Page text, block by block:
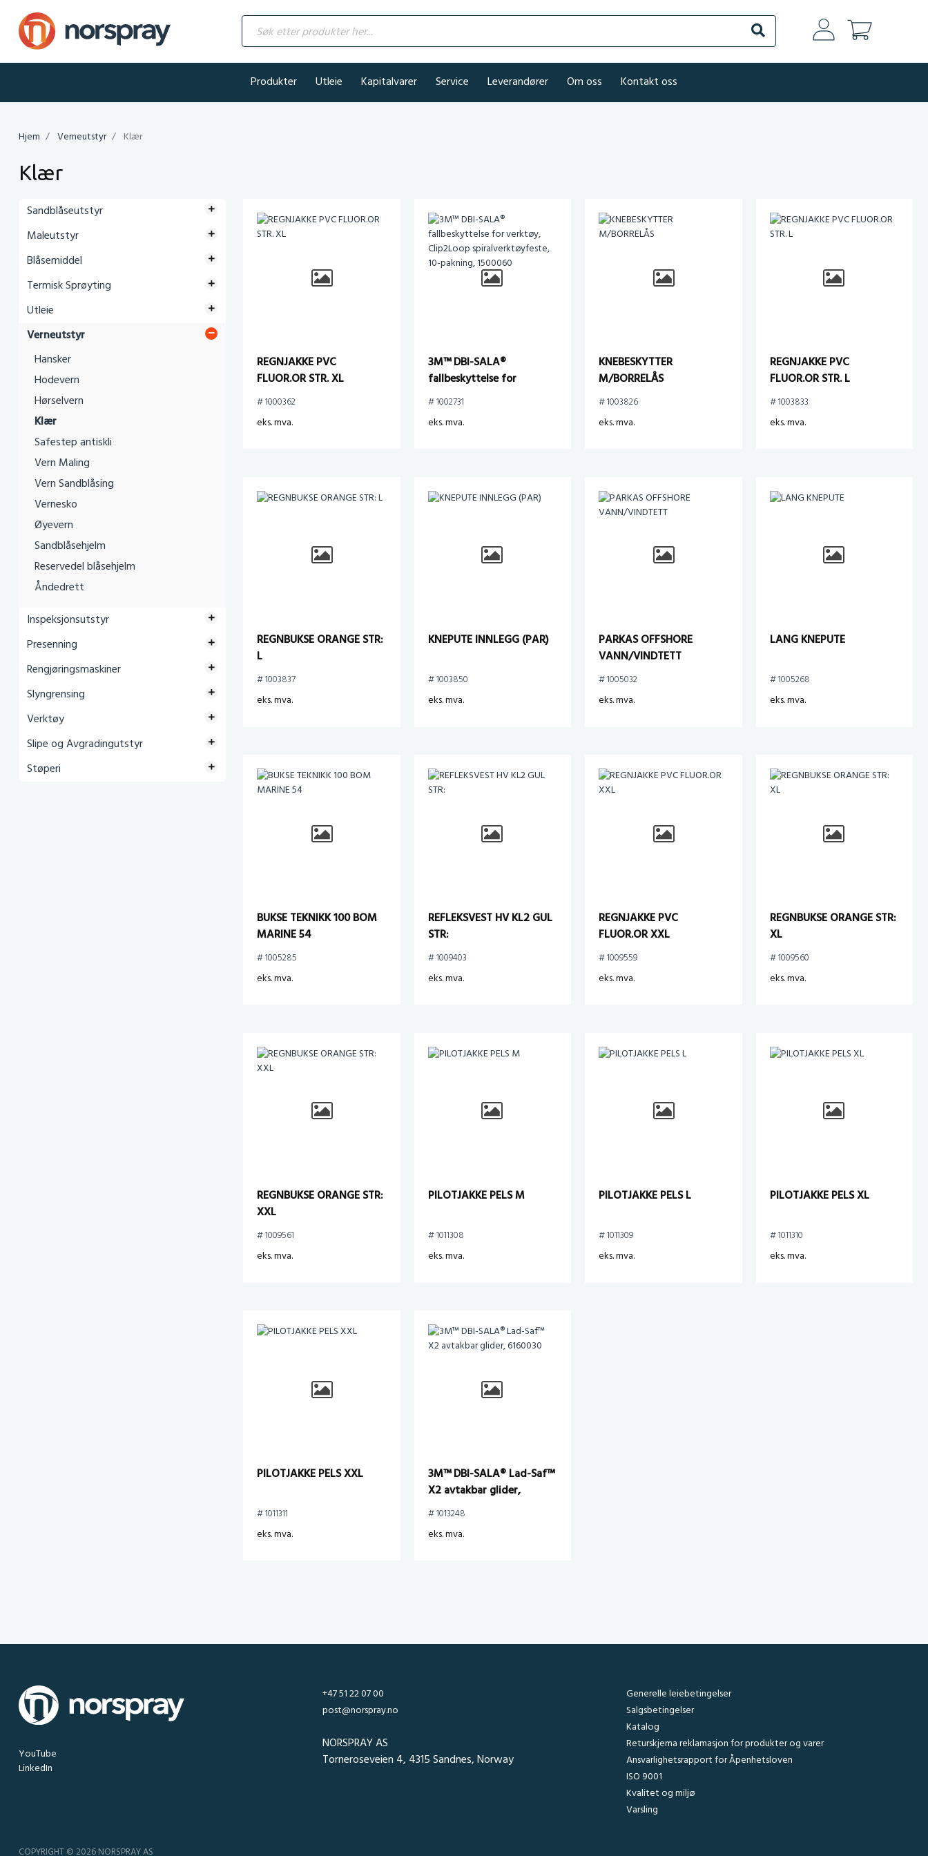
Søk etter produkter her...
Søk
Produkter
Utleie Kapitalvarer Service Leverandører Om oss Kontakt oss
Hjem Verneutstyr Klær
Klær
Sandblåseutstyr
Maleutstyr
Blåsemiddel
Termisk Sprøyting
Utleie
Verneutstyr
Hansker
Hodevern
Hørselvern
Klær
Safestep antiskli
Vern Maling
Vern Sandblåsing
Vernesko
Øyevern
Sandblåsehjelm
Reservedel blåsehjelm
Åndedrett
Inspeksjonsutstyr
Presenning
Rengjøringsmaskiner
Slyngrensing
Verktøy
Slipe og Avgradingutstyr
Støperi
REGNJAKKE PVC
FLUOR.OR STR. XL
# 1000362
eks. mva.
3M™ DBI-SALA®
fallbeskyttelse for
verktøy, Clip2Loop
pakning, 1500060
# 1002731
eks. mva.
KNEBESKYTTER
M/BORRELÅS
# 1003826
eks. mva.
REGNJAKKE PVC
FLUOR.OR STR. L
# 1003833
eks. mva.
REGNBUKSE ORANGE STR:
L
# 1003837
eks. mva.
KNEPUTE INNLEGG (PAR)
# 1003850
eks. mva.
PARKAS OFFSHORE
VANN/VINDTETT
# 1005032
eks. mva.
LANG KNEPUTE
# 1005268
eks. mva.
BUKSE TEKNIKK 100 BOM
MARINE 54
# 1005285
eks. mva.
REFLEKSVEST HV KL2 GUL
STR:
# 1009403
eks. mva.
REGNJAKKE PVC
FLUOR.OR XXL
# 1009559
eks. mva.
REGNBUKSE ORANGE STR:
XL
# 1009560
eks. mva.
REGNBUKSE ORANGE STR:
XXL
# 1009561
eks. mva.
PILOTJAKKE PELS M
# 1011308
eks. mva.
PILOTJAKKE PELS L
# 1011309
eks. mva.
PILOTJAKKE PELS XL
# 1011310
eks. mva.
PILOTJAKKE PELS XXL
# 1011311
eks. mva.
3M™ DBI-SALA® Lad-Saf™
X2 avtakbar glider,
6160030
# 1013248
eks. mva.
YouTube
LinkedIn
+47 51 22 07 00
post@norspray.no
NORSPRAY AS
Torneroseveien 4, 4315 Sandnes, Norway
Generelle leiebetingelser
Salgsbetingelser
Katalog
Returskjema reklamasjon for produkter og varer
Ansvarlighetsrapport for Åpenhetsloven
ISO 9001
Kvalitet og miljø
Varsling
COPYRIGHT © 2026 NORSPRAY AS